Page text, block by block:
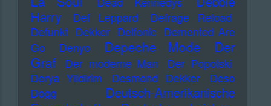
Harry
Def Leppard
Defrage Reload
Defunkt Dekker Delfonic Demented Are
Go
Denyo Depeche Mode
Der
Graf
Der moderne Man
Der Popolski
Derya Yildirim
Desmond Dekker
Deso
Dogg
Deutsch-Amerikanische